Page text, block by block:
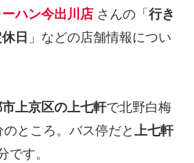
ハン今出川店 さんの「行き
日 」などの店舗情報につい
上京区の上七軒で北野白梅
ところ。バス停だと上七軒
です。